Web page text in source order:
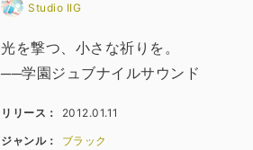
Studio IIG
光を撃つ、小さな祈りを。
──学園ジュブナイルサウンド
リリース： 2012.01.11
ジャンル： ブラック